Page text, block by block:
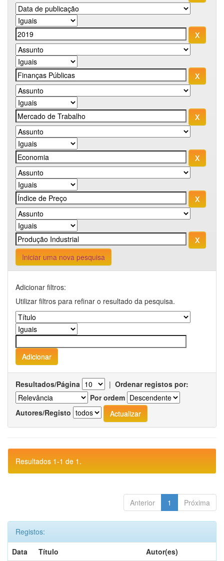
Iniciar uma nova pesquisa
Adicionar filtros:
Utilizar filtros para refinar o resultado da pesquisa.
Resultados/Página | Ordenar registos por:
Por ordem
Autores/Registo
Resultados 1-1 de 1.
Anterior 1 Próxima
Registos:
Data
Título Autor(es)